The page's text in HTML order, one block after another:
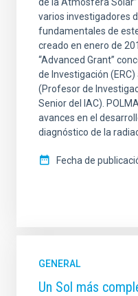
varios investigadores
fundamentales de
creado en enero de
“Advanced Grant”
de Investigación
(Profesor de
Senior del IAC).
avances en el
diagnóstico de la
Fecha de
GENERAL
Un Sol más